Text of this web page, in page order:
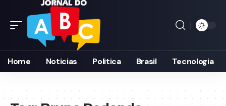
Home Noticias Politica Brasil Tecnologia